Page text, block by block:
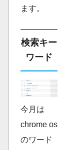
ます。
検索キー
ワード
今月は
chrome os
のワード